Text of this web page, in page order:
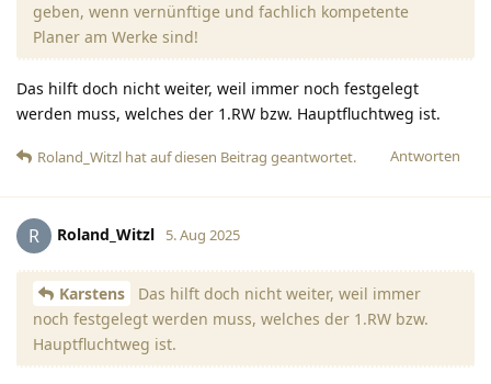
geben, wenn vernünftige und fachlich kompetente
Planer am Werke sind!
Das hilft doch nicht weiter, weil immer noch festgelegt
werden muss, welches der 1.RW bzw. Hauptfluchtweg ist.
Antworten
Roland_Witzl hatauf diesen Beitrag geantwortet.
R Roland_Witzl 5. Aug 2025
Karstens
Das hilft doch nicht weiter, weil immer
noch festgelegt werden muss, welches der 1.RW bzw.
Hauptfluchtweg ist.